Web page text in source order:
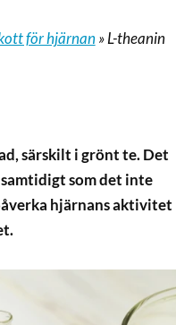
för hjärnan »L-theanin
särskilt i grönt te. Det
som det inte
hjärnans aktivitet